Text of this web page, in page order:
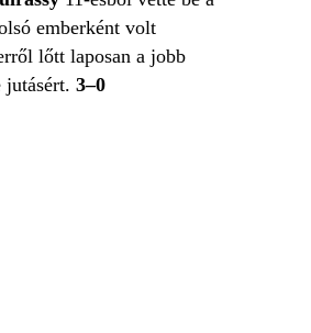
emberként volt
lőtt laposan a jobb
3–0